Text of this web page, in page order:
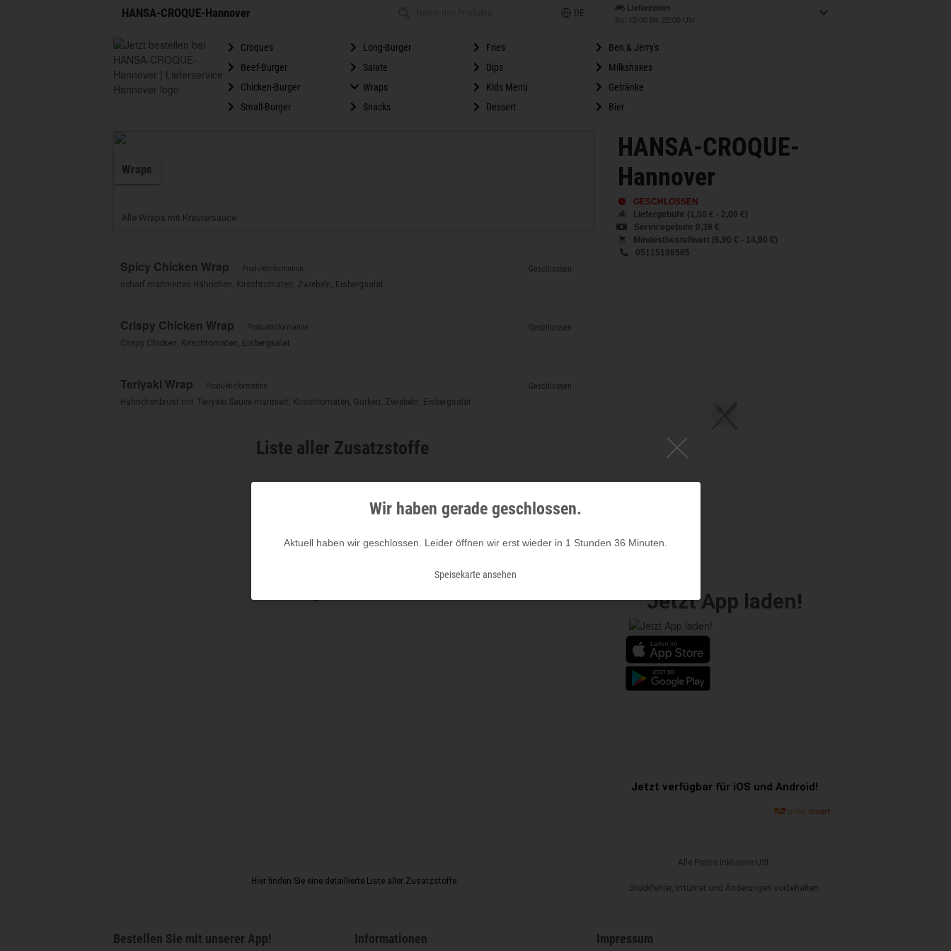
HANSA-CROQUE-Hannover DE Lieferzeiten
So: 12:00 bis 22:00 Uhr
Croques
Beef-Burger
Chicken-Burger
Small-Burger
Long-Burger
Salate
Wraps
Snacks
Fries
Dips
Kids Menü
Dessert
Ben & Jerry's
Milkshakes
Getränke
Bier
Wraps
Alle Wraps mit Kräutersauce
Spicy Chicken Wrap Produktinformation
scharf mariniertes Hähnchen, Kirschtomaten, Zwiebeln, Eisbergsalat
Geschlossen
Crispy Chicken Wrap Produktinformation
Crispy Chicken, Kirschtomaten, Eisbergsalat
Geschlossen
Teriyaki Wrap Produktinformation
Hähnchenbrust mit Teriyaki Sauce mariniert, Kirschtomaten, Gurken, Zwiebeln, Eisbergsalat
Geschlossen
Hier finden Sie eine detaillierte Liste aller Zusatzstoffe
HANSA-CROQUE-
Hannover
GESCHLOSSEN
Liefergebühr (1,00 € - 2,00 €)
Servicegebühr 0,39 €
Mindestbestellwert (6,90 € - 14,90 €)
05115198585
Jetzt App laden!
Jetzt verfügbar für iOS und Android!
Alle Preise inklusive USt.
Druckfehler, Irrtümer und Änderungen vorbehalten.
Liste aller Zusatzstoffe
Zusätze nach Produkten sortiert
Zusatzstoffe
Bestellen Sie mit unserer App! Informationen Impressum
Wir haben gerade geschlossen.
Aktuell haben wir geschlossen. Leider öffnen wir erst wieder in 1 Stunden 36 Minuten.
Speisekarte ansehen